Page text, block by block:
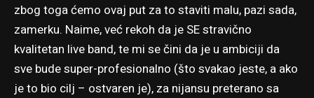
zbog toga ćemo ovaj put za to staviti malu, pazi sada,
zamerku. Naime, već rekoh da je SE stravično
kvalitetan live band, te mi se čini da je u ambiciji da
sve bude super-profesionalno (što svakao jeste, a ako
je to bio cilj – ostvaren je), za nijansu preterano sa